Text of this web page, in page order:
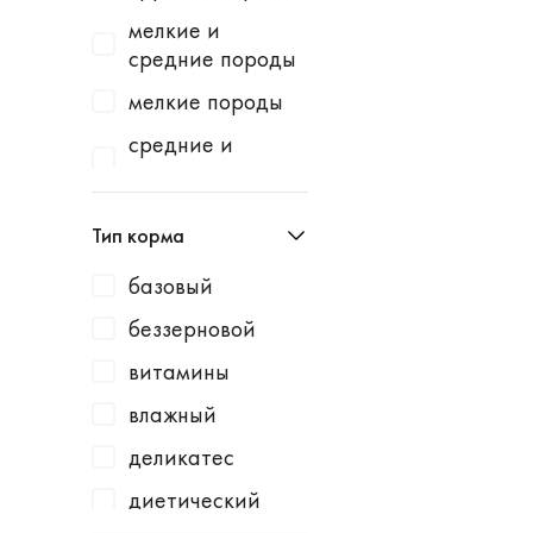
Homefish
Milbemax
Monge
N1
Neoterica
Organic Choice
Orijen
водоросли
говядина
говядина /
картофель
говядина /
клюква
курица
говядина /
малина
говядина /
мелкие и
средние породы
мелкие породы
средние и
Тип корма
базовый
беззерновой
витамины
влажный
деликатес
диетический